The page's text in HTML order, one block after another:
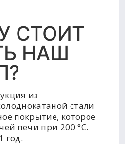
СТОИТ
НАШ
из
стали
покрытие, которое
печи при 200 °C.
год.